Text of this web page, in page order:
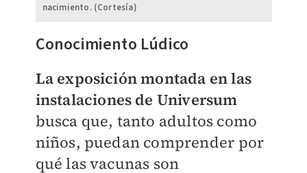
nacimiento. (Cortesía)
Conocimiento Lúdico
La exposición montada en las
instalaciones de Universum
busca que, tanto adultos como
niños, puedan comprender por
qué las vacunas son